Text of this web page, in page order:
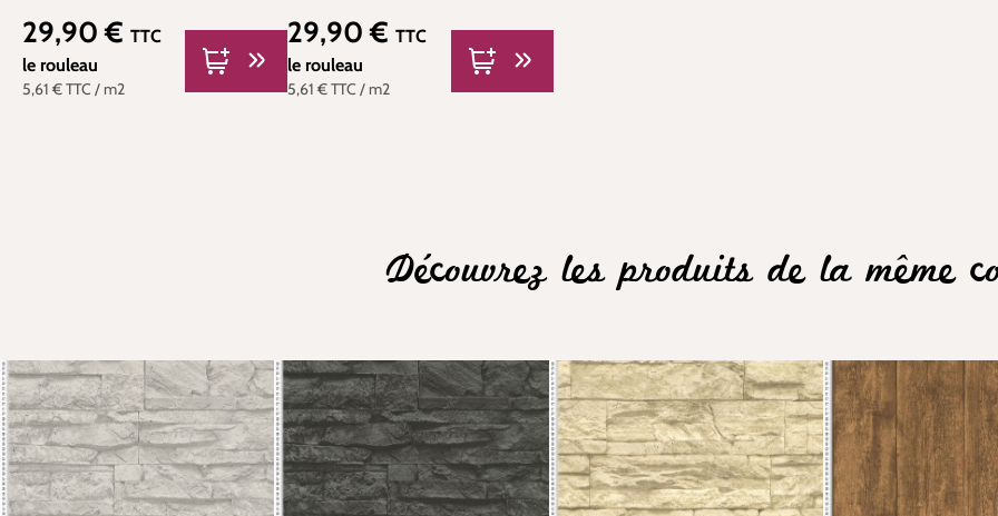
5,61 €TTC / m2
Prix régulier :
29,90 € TTC
le rouleau
5,61 €TTC/ m2
Prix régulier :
29,90 €TTC
le rouleau
Découvrez les produits de la même